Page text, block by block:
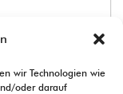
wir Technologien wie
oder darauf
hat am